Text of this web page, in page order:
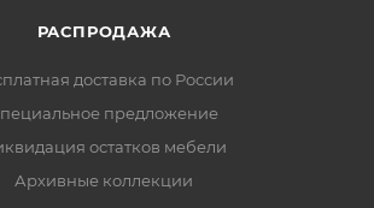
РАСПРОДАЖА
доставка по России
предложение
остатков мебели
Архивные коллекции